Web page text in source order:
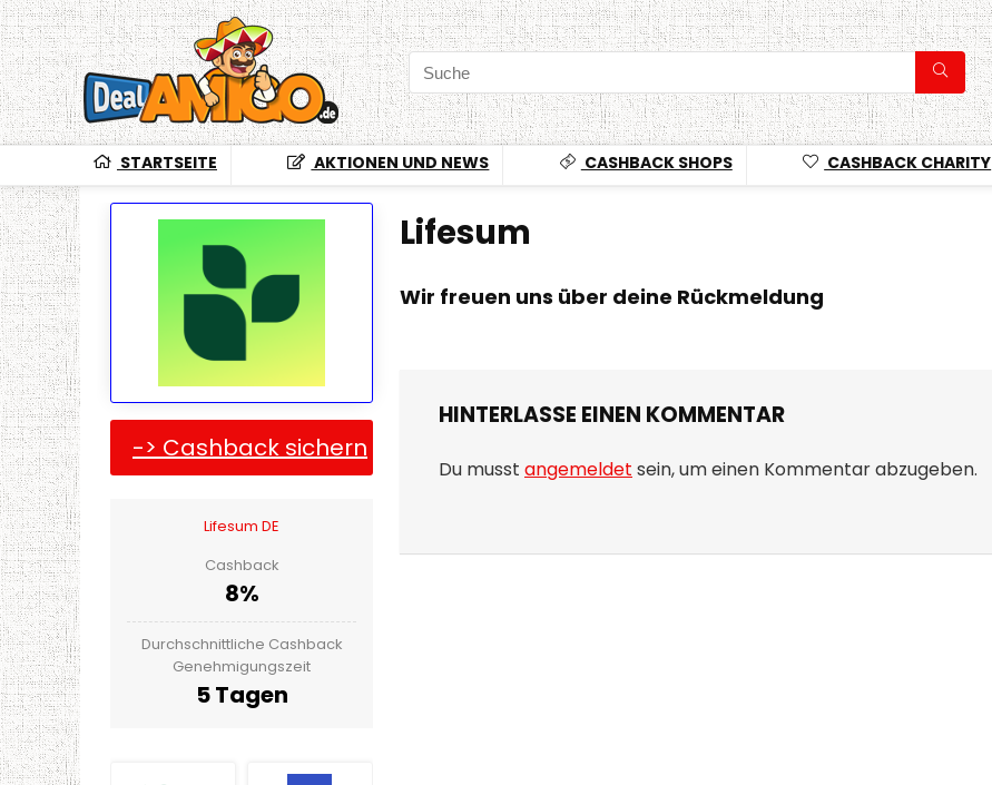
STARTSEITE AKTIONEN UND NEWS CASHBACK SHOPS CASHBACK CHARITY
-> Cashback sichern
Lifesum DE
Cashback
8%
Durchschnittliche Cashback
Genehmigungszeit
5 Tagen
Lifesum
Wir freuen uns über deine Rückmeldung
HINTERLASSE EINEN KOMMENTAR
Du musst angemeldet sein, um einen Kommentar abzugeben.